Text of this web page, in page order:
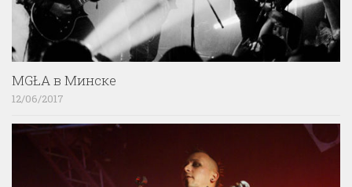
MGŁA в Минске
12/06/2017